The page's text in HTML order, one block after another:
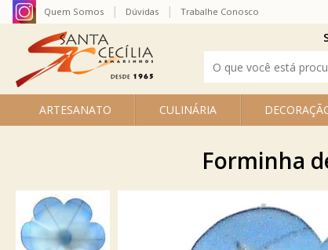
ARTESANATO CULINÁRIA
Quem Somos Dúvidas Trabalhe Conosco
Forminha